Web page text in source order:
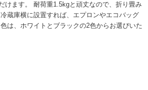
けます。 耐荷重1.5kgと頑丈なので、折り畳み
蔵庫横に設置すれば、エプロンやエコバッグ
は、ホワイトとブラックの2色からお選びいた